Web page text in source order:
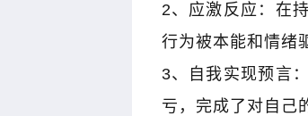
2、应激反应：在
行为被本能和情绪
3、自我实现预言
亏，完成了对自己